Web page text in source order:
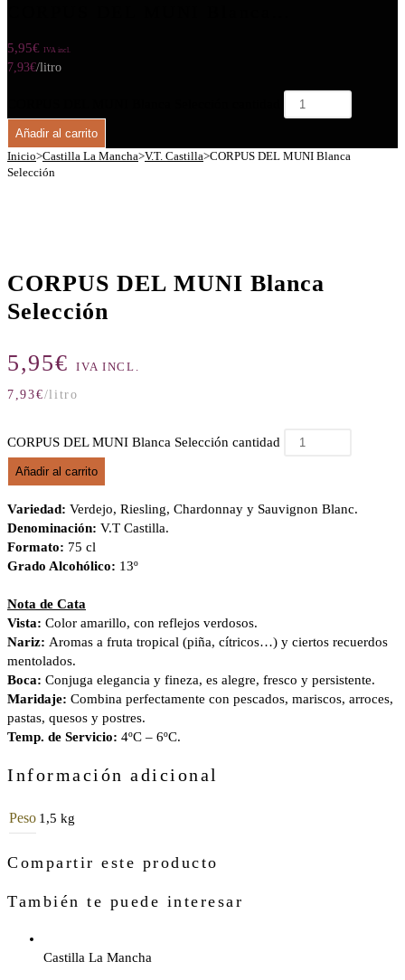
5,95€ IVA incl.
7,93€/litro
Añadir al carrito
Inicio>Castilla La Mancha>V.T. Castilla>CORPUS DEL MUNI Blanca
Selección
CORPUS DEL MUNI Blanca
Selección
5,95€ IVA INCL.
7,93€/litro
CORPUS DEL MUNI Blanca Selección cantidad
Añadir al carrito
Variedad: Verdejo, Riesling, Chardonnay y Sauvignon Blanc.
Denominación: V.T Castilla.
Formato: 75 cl
Grado Alcohólico: 13º
Nota de Cata
Vista: Color amarillo, con reflejos verdosos.
Nariz: Aromas a fruta tropical (piña, cítricos…) y ciertos recuerdos
mentolados.
Boca: Conjuga elegancia y fineza, es alegre, fresco y persistente.
Maridaje: Combina perfectamente con pescados, mariscos, arroces,
pastas, quesos y postres.
Temp. de Servicio: 4ºC – 6ºC.
Información adicional
Peso 1,5 kg
Compartir este producto
También te puede interesar
Castilla La Mancha